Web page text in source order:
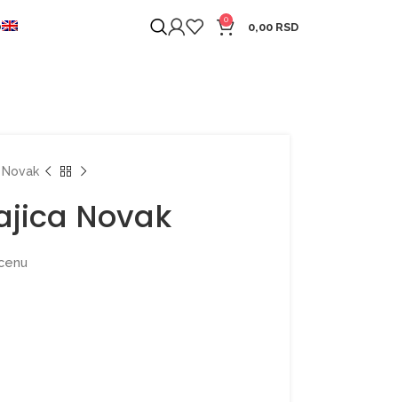
0
0,00 RSD
Novak
Novak